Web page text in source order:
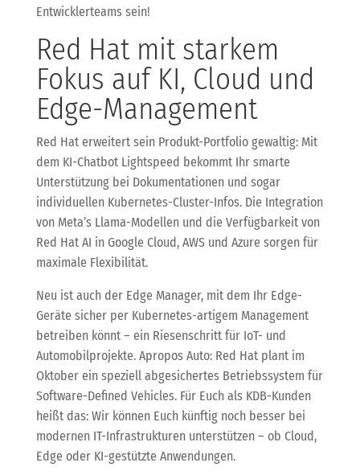
Entwicklerteams sein!
Red Hat mit starkem
Fokus auf KI, Cloud und
Edge-Management
Red Hat erweitert sein Produkt-Portfolio gewaltig: Mit
dem KI-Chatbot Lightspeed bekommt Ihr smarte
Unterstützung bei Dokumentationen und sogar
individuellen Kubernetes-Cluster-Infos. Die Integration
von Meta’s Llama-Modellen und die Verfügbarkeit von
Red Hat AI in Google Cloud, AWS und Azure sorgen für
maximale Flexibilität.
Neu ist auch der Edge Manager, mit dem Ihr Edge-
Geräte sicher per Kubernetes-artigem Management
betreiben könnt – ein Riesenschritt für IoT- und
Automobilprojekte. Apropos Auto: Red Hat plant im
Oktober ein speziell abgesichertes Betriebssystem für
Software-Defined Vehicles. Für Euch als KDB-Kunden
heißt das: Wir können Euch künftig noch besser bei
modernen IT-Infrastrukturen unterstützen – ob Cloud,
Edge oder KI-gestützte Anwendungen.